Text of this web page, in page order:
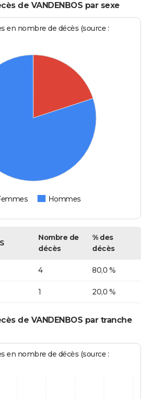
de VANDENBOS par sexe
en nombre de décès (source :
Hommes
Nombre de
décès
% des
décès
4 80,0 %
1 20,0 %
de VANDENBOS par tranche
en nombre de décès (source :